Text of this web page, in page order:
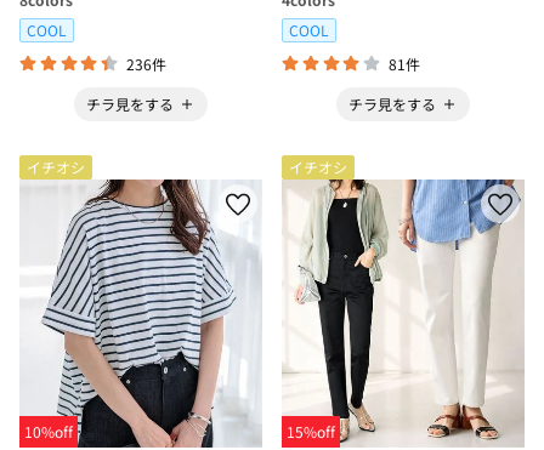
COOL
236件
チラ見をする
COOL
81件
チラ見をする
イチオシ
10%off
イチオシ
15%off